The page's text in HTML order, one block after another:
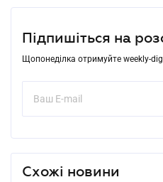
Підпишіться на
Щопонеділка отримуйте weekly-
Схожі новини